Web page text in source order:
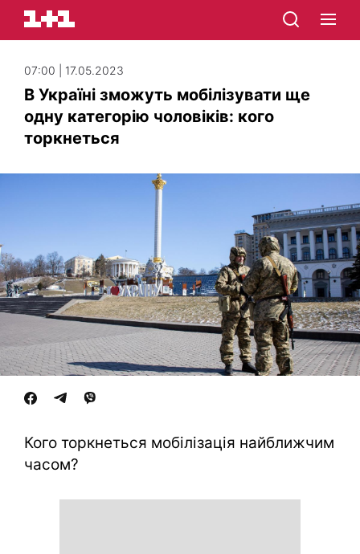
07:00 | 17.05.2023
В Україні зможуть мобілізувати ще
одну категорію чоловіків: кого
торкнеться
Кого торкнеться мобілізація найближчим
часом?